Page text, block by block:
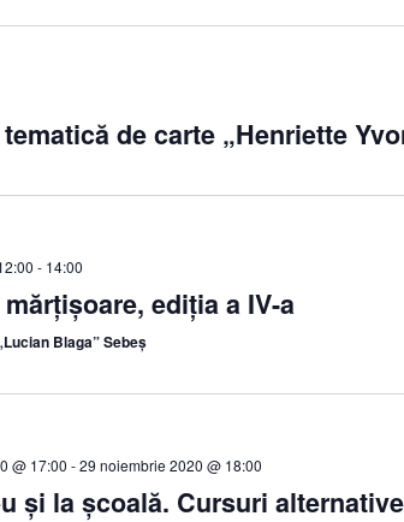
de carte „Henriette
- 14:00
ediția a IV-a
Blaga” Sebeș
@ 17:00 -29 noiembrie 2020 @ 18:00
și la școală. Cursuri